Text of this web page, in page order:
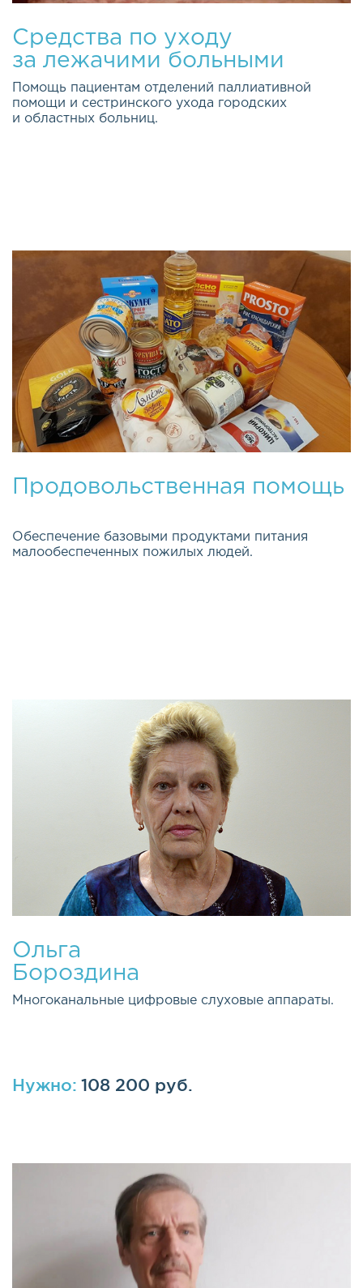
Средства по уходу
за лежачими больными
Помощь пациентам отделений паллиативной
помощи и сестринского ухода городских
и областных больниц.
Продовольственная помощь
Обеспечение базовыми продуктами питания
малообеспеченных пожилых людей.
Ольга
Бороздина
Многоканальные цифровые слуховые аппараты.
Нужно: 108 200 руб.